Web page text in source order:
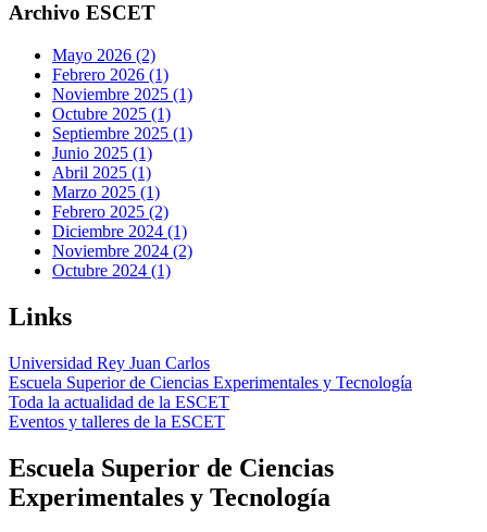
Archivo ESCET
Mayo 2026 (2)
Febrero 2026 (1)
Noviembre 2025 (1)
Octubre 2025 (1)
Septiembre 2025 (1)
Junio 2025 (1)
Abril 2025 (1)
Marzo 2025 (1)
Febrero 2025 (2)
Diciembre 2024 (1)
Noviembre 2024 (2)
Octubre 2024 (1)
Links
Universidad Rey Juan Carlos
Escuela Superior de Ciencias Experimentales y Tecnología
Toda la actualidad de la ESCET
Eventos y talleres de la ESCET
Escuela Superior de Ciencias
Experimentales y Tecnología